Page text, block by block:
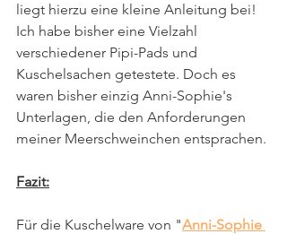
liegt hierzu eine kleine Anleitung bei!
Ich habe bisher eine Vielzahl
verschiedener Pipi-Pads und
Kuschelsachen getestete. Doch es
waren bisher einzig Anni-Sophie's
Unterlagen, die den Anforderungen
meiner Meerschweinchen entsprachen.
Fazit:
Für die Kuschelware von "Anni-Sophie